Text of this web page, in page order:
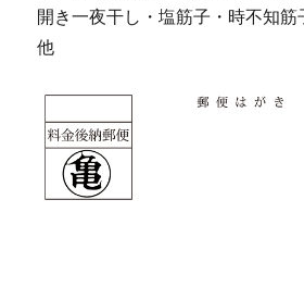
開き一夜干し・塩筋子・時不知
他